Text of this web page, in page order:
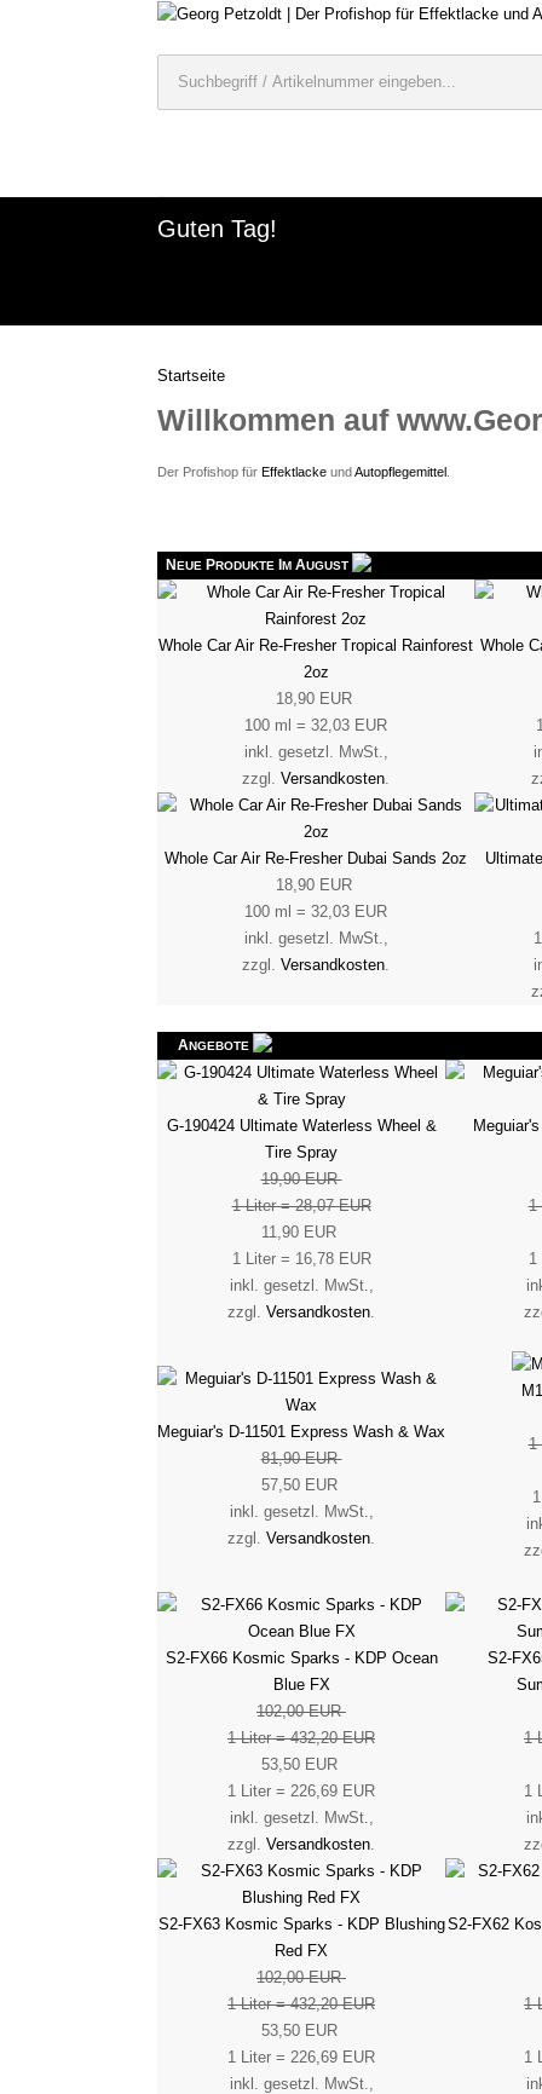
Guten Tag!
Startseite
Willkommen auf
Der Profishop für Effektlacke undAutopflegemittel
NEUE PRODUKTE IM AUGUST
Whole Car Air Re-Fresher Tropical Rainforest
2oz
18,90 EUR
100 ml = 32,03 EUR
inkl. gesetzl. MwSt.,
zzgl. Versandkosten
Whole
Whole Car Air Re-Fresher Dubai Sands 2oz
18,90 EUR
100 ml = 32,03 EUR
inkl. gesetzl. MwSt.,
zzgl. Versandkosten
ANGEBOTE
G-190424 Ultimate Waterless Wheel &
Tire Spray
19,90 EUR
1 Liter = 28,07 EUR
11,90 EUR
1 Liter = 16,78 EUR
inkl. gesetzl. MwSt.,
zzgl. Versandkosten
1
1
Meguiar's D-11501 Express Wash & Wax
81,90 EUR
57,50 EUR
inkl. gesetzl. MwSt.,
zzgl. Versandkosten
1
S2-FX66 Kosmic Sparks - KDP Ocean
Blue FX
102,00 EUR
1 Liter = 432,20 EUR
53,50 EUR
1 Liter = 226,69 EUR
inkl. gesetzl. MwSt.,
zzgl. Versandkosten
S2-
1
1
S2-FX63 Kosmic Sparks - KDP Blushing
Red FX
102,00 EUR
1 Liter = 432,20 EUR
53,50 EUR
1 Liter = 226,69 EUR
inkl. gesetzl. MwSt.,
S2-FX62
1
1